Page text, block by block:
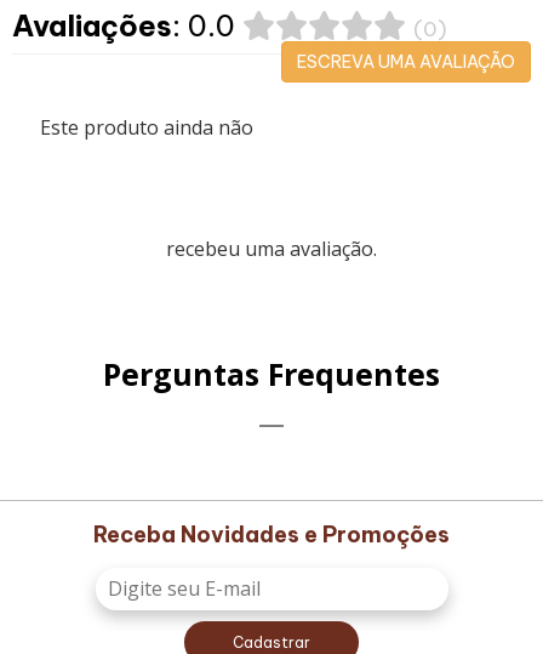
Avaliações: 0.0 (0)
ESCREVA UMA AVALIAÇÃO
Este produto ainda não
recebeu uma avaliação.
Perguntas Frequentes
Receba Novidades e Promoções
Cadastrar